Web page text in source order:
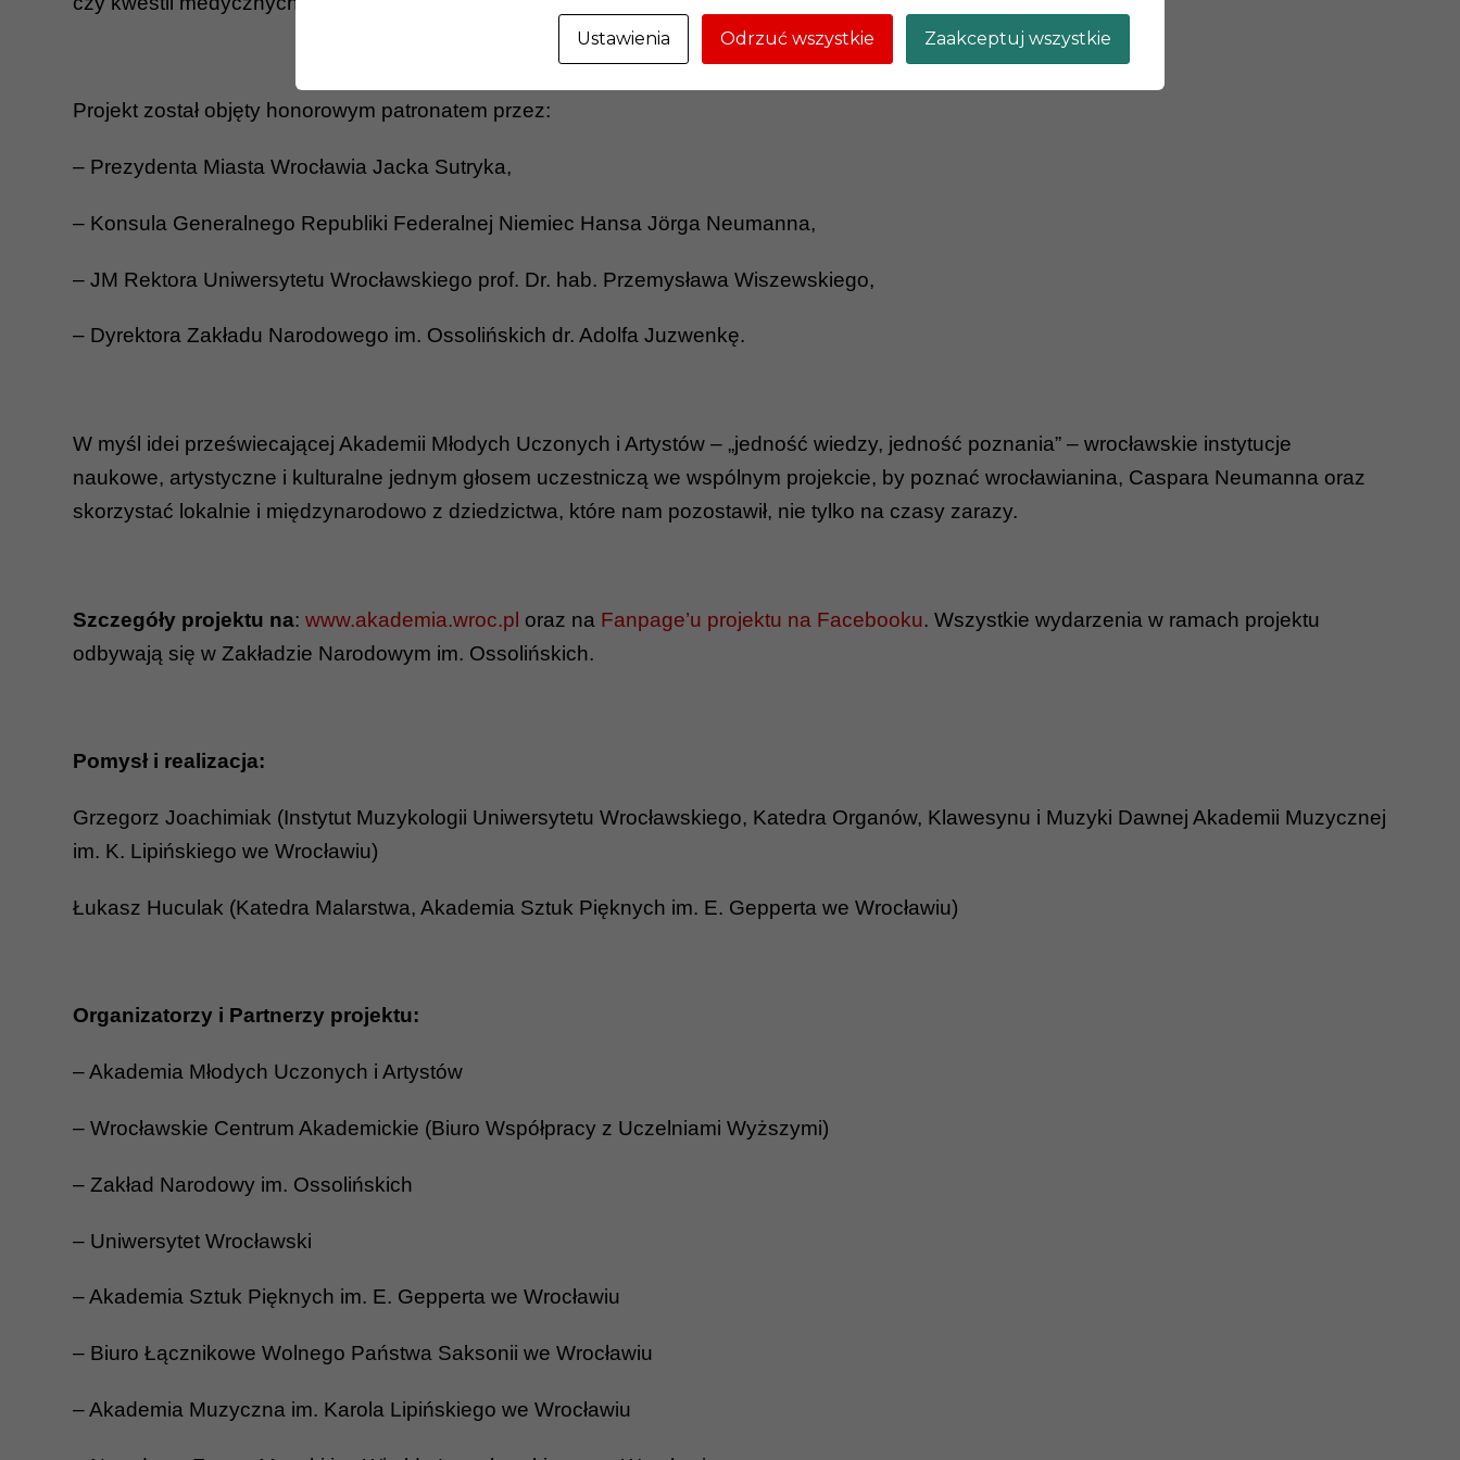
Projekt został objęty honorowym patronatem przez:
– Prezydenta Miasta Wrocławia Jacka Sutryka,
– Konsula Generalnego Republiki Federalnej Niemiec Hansa Jörga Neumanna,
– JM Rektora Uniwersytetu Wrocławskiego prof. Dr. hab. Przemysława Wiszewskiego,
– Dyrektora Zakładu Narodowego im. Ossolińskich dr. Adolfa Juzwenkę.
W myśl idei przeświecającej Akademii Młodych Uczonych i Artystów – „jedność wiedzy, jedność poznania” – wrocławskie instytucje
naukowe, artystyczne i kulturalne jednym głosem uczestniczą we wspólnym projekcie, by poznać wrocławianina, Caspara Neumanna oraz
skorzystać lokalnie i międzynarodowo z dziedzictwa, które nam pozostawił, nie tylko na czasy zarazy.
Szczegóły projektu na:www.akademia.wroc.pl oraz na Fanpage’u projektu na Facebooku. Wszystkie wydarzenia w ramach projektu
odbywają się w Zakładzie Narodowym im. Ossolińskich.
Pomysł i realizacja:
Grzegorz Joachimiak (Instytut Muzykologii Uniwersytetu Wrocławskiego, Katedra Organów, Klawesynu i Muzyki Dawnej Akademii Muzycznej
im. K. Lipińskiego we Wrocławiu)
Łukasz Huculak (Katedra Malarstwa, Akademia Sztuk Pięknych im. E. Gepperta we Wrocławiu)
Organizatorzy i Partnerzy projektu:
– Akademia Młodych Uczonych i Artystów
– Wrocławskie Centrum Akademickie (Biuro Współpracy z Uczelniami Wyższymi)
– Zakład Narodowy im. Ossolińskich
– Uniwersytet Wrocławski
– Akademia Sztuk Pięknych im. E. Gepperta we Wrocławiu
– Biuro Łącznikowe Wolnego Państwa Saksonii we Wrocławiu
– Akademia Muzyczna im. Karola Lipińskiego we Wrocławiu
Ustawienia Odrzuć wszystkie Zaakceptuj wszystkie